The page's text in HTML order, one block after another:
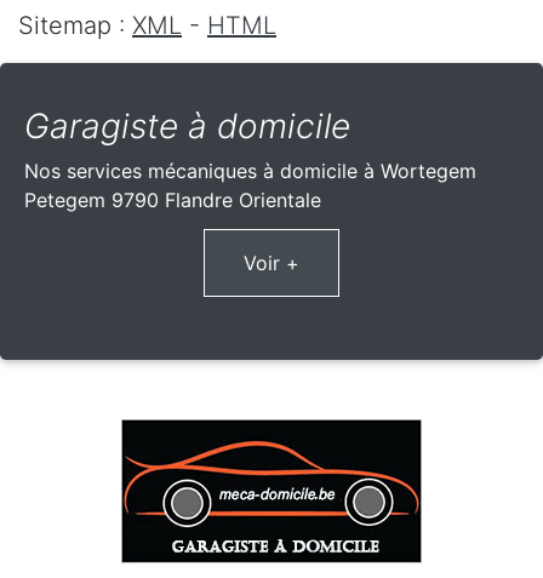
Sitemap : XML - HTML
Garagiste à domicile
Nos services mécaniques à domicile à Wortegem
Petegem 9790 Flandre Orientale
Voir +